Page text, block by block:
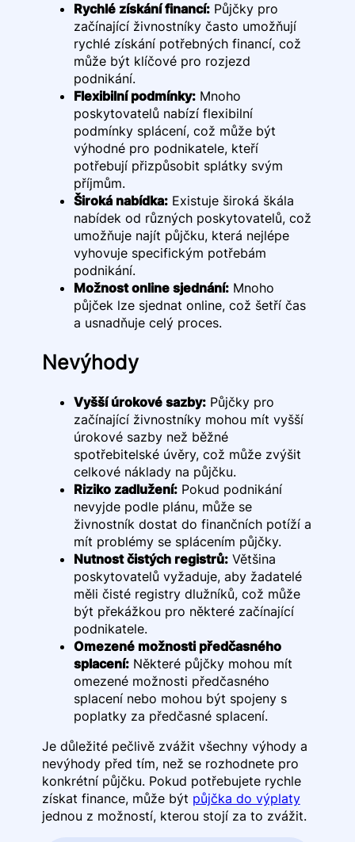
Rychlé získání financí:Půjčky pro
začínající živnostníky často umožňují
rychlé získání potřebných financí, což
může být klíčové pro rozjezd
podnikání.
Flexibilní podmínky:Mnoho
poskytovatelů nabízí flexibilní
podmínky splácení, což může být
výhodné pro podnikatele, kteří
potřebují přizpůsobit splátky svým
příjmům.
Široká nabídka:Existuje široká škála
nabídek od různých poskytovatelů, což
umožňuje najít půjčku, která nejlépe
vyhovuje specifickým potřebám
podnikání.
Možnost online sjednání:Mnoho
půjček lze sjednat online, což šetří čas
a usnadňuje celý proces.
Nevýhody
Vyšší úrokové sazby:Půjčky pro
začínající živnostníky mohou mít vyšší
úrokové sazby než běžné
spotřebitelské úvěry, což může zvýšit
celkové náklady na půjčku.
Riziko zadlužení:Pokud podnikání
nevyjde podle plánu, může se
živnostník dostat do finančních potíží a
mít problémy se splácením půjčky.
Nutnost čistých registrů:Většina
poskytovatelů vyžaduje, aby žadatelé
měli čisté registry dlužníků, což může
být překážkou pro některé začínající
podnikatele.
Omezené možnosti předčasného
splacení:Některé půjčky mohou mít
omezené možnosti předčasného
splacení nebo mohou být spojeny s
poplatky za předčasné splacení.
Je důležité pečlivě zvážit všechny výhody a
nevýhody před tím, než se rozhodnete pro
konkrétní půjčku. Pokud potřebujete rychle
získat finance, může být půjčka do výplaty
jednou z možností, kterou stojí za to zvážit.